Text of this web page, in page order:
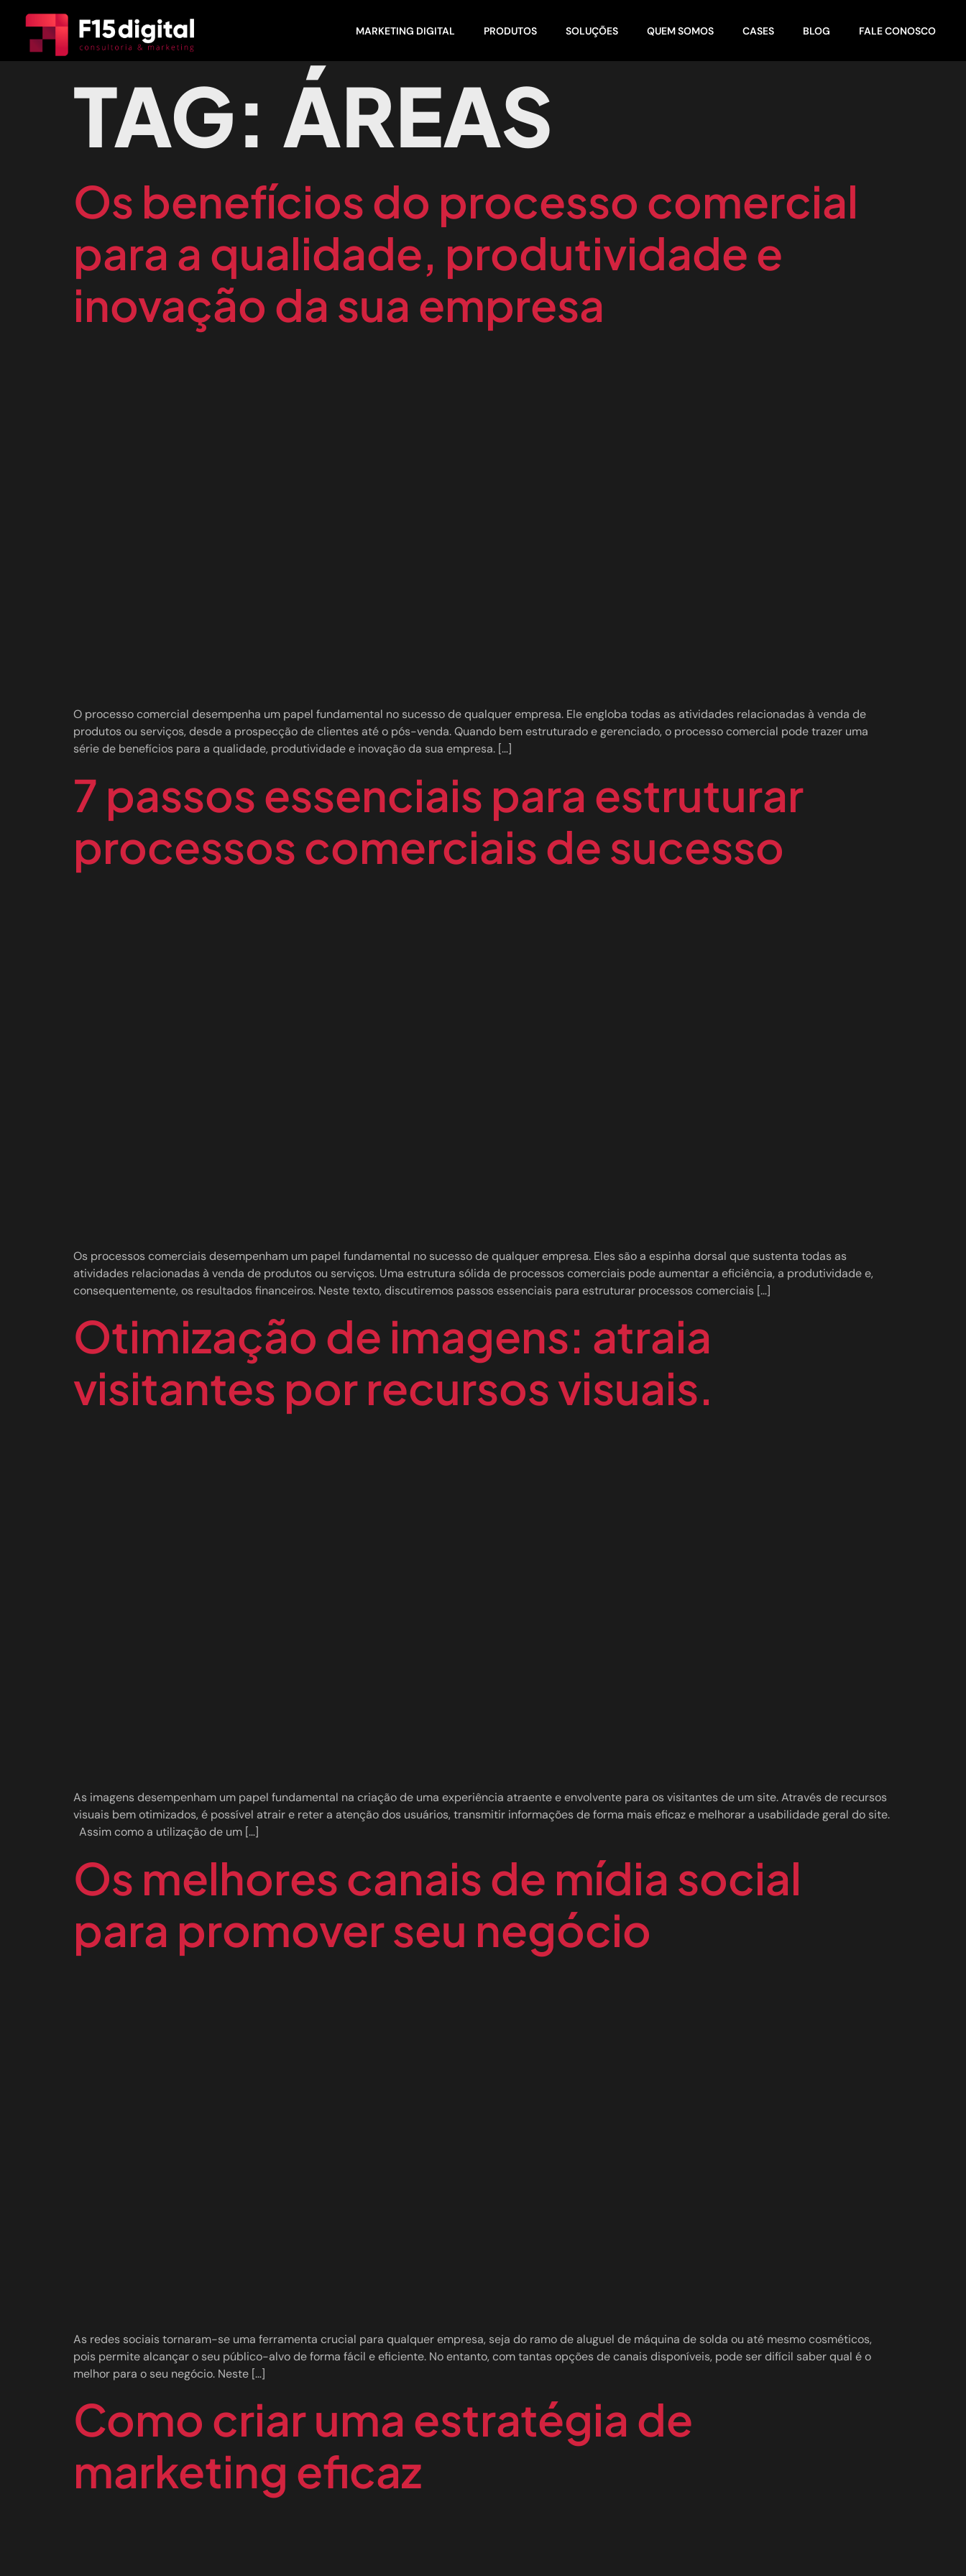
MARKETING DIGITAL PRODUTOS SOLUÇÕES QUEM SOMOS CASES BLOG FALE CONOSCO
TAG: ÁREAS
Os benefícios do processo comercial
para a qualidade, produtividade e
inovação da sua empresa
O processo comercial desempenha um papel fundamental no sucesso de qualquer empresa. Ele engloba todas as atividades relacionadas à venda de
produtos ou serviços, desde a prospecção de clientes até o pós-venda. Quando bem estruturado e gerenciado, o processo comercial pode trazer uma
série de benefícios para a qualidade, produtividade e inovação da sua empresa. […]
7 passos essenciais para estruturar
processos comerciais de sucesso
Os processos comerciais desempenham um papel fundamental no sucesso de qualquer empresa. Eles são a espinha dorsal que sustenta todas as
atividades relacionadas à venda de produtos ou serviços. Uma estrutura sólida de processos comerciais pode aumentar a eficiência, a produtividade e,
consequentemente, os resultados financeiros. Neste texto, discutiremos passos essenciais para estruturar processos comerciais […]
Otimização de imagens: atraia
visitantes por recursos visuais.
As imagens desempenham um papel fundamental na criação de uma experiência atraente e envolvente para os visitantes de um site. Através de recursos
visuais bem otimizados, é possível atrair e reter a atenção dos usuários, transmitir informações de forma mais eficaz e melhorar a usabilidade geral do site.
Assim como a utilização de um […]
Os melhores canais de mídia social
para promover seu negócio
As redes sociais tornaram-se uma ferramenta crucial para qualquer empresa, seja do ramo de aluguel de máquina de solda ou até mesmo cosméticos,
pois permite alcançar o seu público-alvo de forma fácil e eficiente. No entanto, com tantas opções de canais disponíveis, pode ser difícil saber qual é o
melhor para o seu negócio. Neste […]
Como criar uma estratégia de
marketing eficaz